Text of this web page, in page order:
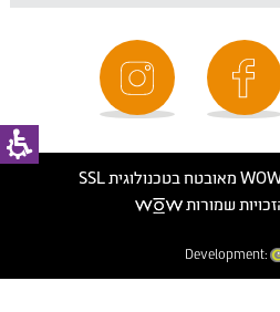
Development: